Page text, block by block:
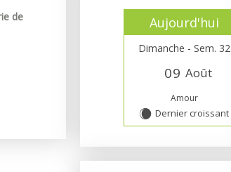
de
Aujourd'hui
Dimanche - Sem. 32
09 Août
Amour
X Dernier croissant